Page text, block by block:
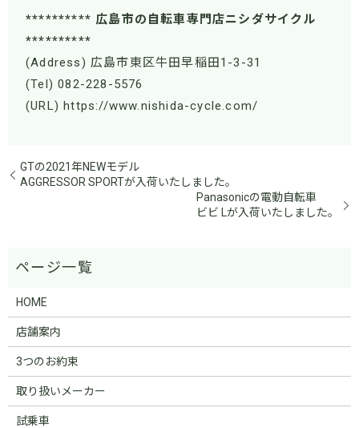
********** 広島市の自転車専門店ニシダサイクル
**********
(Address) 広島市東区牛田早稲田1-3-31
(Tel) 082-228-5576
(URL) https://www.nishida-cycle.com/
GTの2021年NEWモデル
AGGRESSOR SPORTが入荷いたしました。
Panasonicの電動自転車
ビビ Lが入荷いたしました。
HOME
店舗案内
3つのお約束
取り扱いメーカー
試乗車